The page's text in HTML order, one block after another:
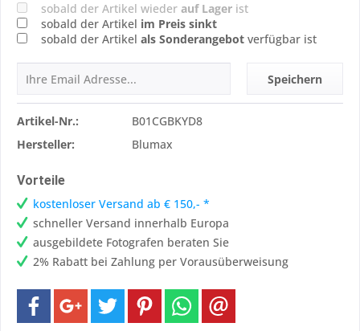
sobald der Artikel wieder auf Lager ist
sobald der Artikel im Preis sinkt
sobald der Artikel als Sonderangebot verfügbar ist
Speichern
Artikel-Nr.:
B01CGBKYD8
Hersteller:
Blumax
Vorteile
kostenloser Versand ab € 150,- *
schneller Versand innerhalb Europa
ausgebildete Fotografen beraten Sie
2% Rabatt bei Zahlung per Vorausüberweisung